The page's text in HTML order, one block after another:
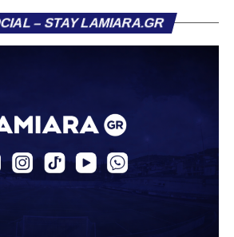
ανακοινώνει την
γεμάτη χρονιά στη Γ’
στην ΑΕΚ Β’, με την οποία
στη Super League 2, καθώς
Ζάκυνθο. Ξεκίνησε την καριέρα του
– STAY LAMIARA.GR